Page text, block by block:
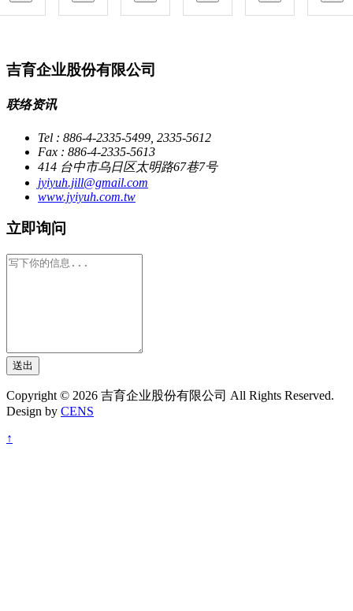
吉育企业股份有限公司
联络资讯
Tel : 886-4-2335-5499, 2335-5612
Fax : 886-4-2335-5613
414 台中市乌日区太明路67巷7号
jyiyuh.jill@gmail.com
www.jyiyuh.com.tw
立即询问
送出
Copyright © 2026 吉育企业股份有限公司 All Rights Reserved.
Design by CENS
↑